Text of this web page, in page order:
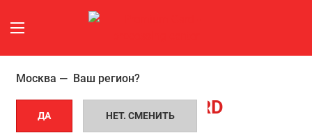
Москва — Ваш регион?
ДА НЕТ. СМЕНИТЬ
Топливные
карты
УНИВЕРСАЛЬНЫЕ ТОПЛИВНЫЕ
КАРТЫPREMIUM CARD